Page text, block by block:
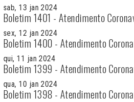
sab, 13 jan 2024
Boletim 1401 - Atendimento
sex, 12 jan 2024
Boletim 1400 - Atendimento
qui, 11 jan 2024
Boletim 1399 - Atendimento
qua, 10 jan 2024
Boletim 1398 - Atendimento